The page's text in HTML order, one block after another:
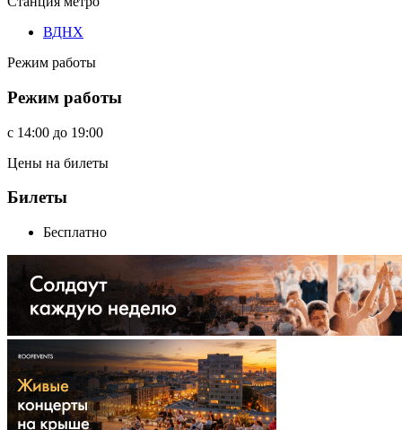
ВДНХ
Режим работы
Режим работы
c 14:00 до 19:00
Цены на билеты
Билеты
Бесплатно